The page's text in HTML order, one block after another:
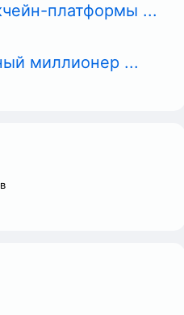
платформы ...
миллионер ...